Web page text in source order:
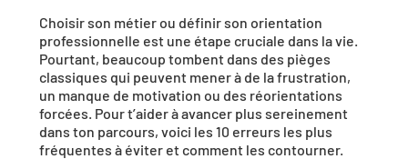
Choisir son métier ou définir son orientation
professionnelle est une étape cruciale dans la vie.
Pourtant, beaucoup tombent dans des pièges
classiques qui peuvent mener à de la frustration,
un manque de motivation ou des réorientations
forcées. Pour t’aider à avancer plus sereinement
dans ton parcours, voici les 10 erreurs les plus
fréquentes à éviter et comment les contourner.